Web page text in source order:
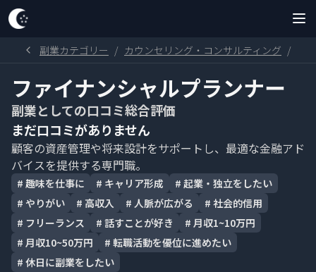
副業カテゴリー / カウンセリング・コンサルティング /
ファイナンシャルプランナー
副業としての口コミ総合評価
まだ口コミがありません
顧客の資産管理や将来設計をサポートし、最適な金融アド
バイスを提供する専門職。
# 趣味を仕事に # キャリア形成 # 起業・独立をしたい
# やりがい # 高収入 # 人脈が広がる # 社会的信用
# フリーランス # 話すことが好き # 月収1~10万円
# 月収10~50万円 # 転職活動を優位に進めたい
# 休日に副業をしたい